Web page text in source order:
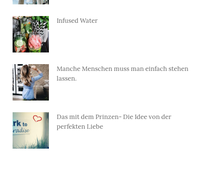
Infused Water
Manche Menschen muss man einfach stehen
lassen.
Das mit dem Prinzen- Die Idee von der
perfekten Liebe